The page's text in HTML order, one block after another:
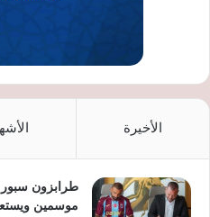
الأخيرة
طرابزون سبور
موسمين